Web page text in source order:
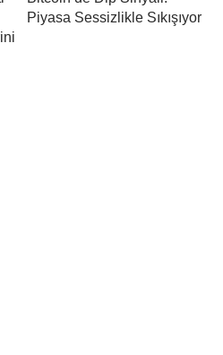
Piyasa Sessizlikle Sıkışıyor